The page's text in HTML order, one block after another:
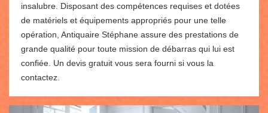
insalubre. Disposant des compétences requises et dotées
de matériels et équipements appropriés pour une telle
opération, Antiquaire Stéphane assure des prestations de
grande qualité pour toute mission de débarras qui lui est
confiée. Un devis gratuit vous sera fourni si vous la
contactez.